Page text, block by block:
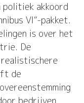
akkoord
VI”-pakket.
is over het
De
de